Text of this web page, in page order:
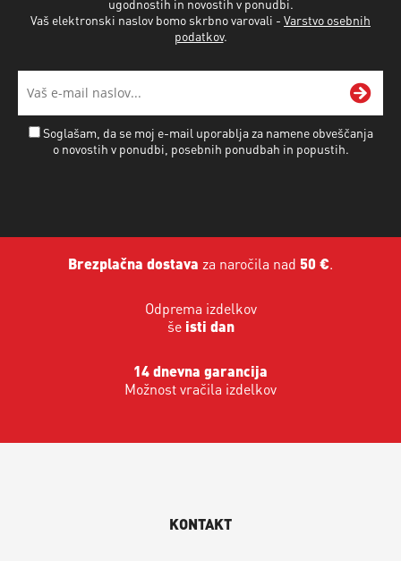
Vaš elektronski naslov bomo skrbno varovali - Varstvo osebnih
podatkov.
Soglašam, da se moj e-mail uporablja za namene obveščanja
o novostih v ponudbi, posebnih ponudbah in popustih.
Brezplačna dostava za naročila nad 50 €.
Odprema izdelkov
še isti dan
14 dnevna garancija
Možnost vračila izdelkov
KONTAKT